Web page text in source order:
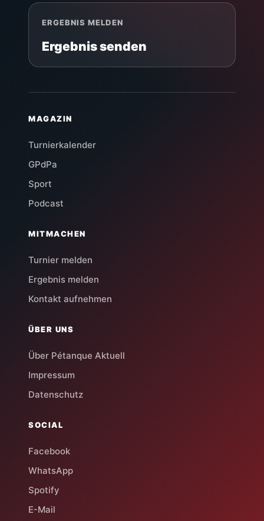
ERGEBNIS MELDEN
Ergebnis senden
MAGAZIN
Turnierkalender
GPdPa
Sport
Podcast
MITMACHEN
Turnier melden
Ergebnis melden
Kontakt aufnehmen
ÜBER UNS
Über Pétanque Aktuell
Impressum
Datenschutz
SOCIAL
Facebook
WhatsApp
Spotify
E-Mail